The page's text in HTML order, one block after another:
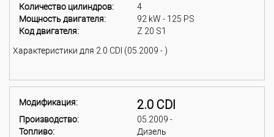
Количество цилиндров:
4
Мощность двигателя:
92 kW - 125 PS
Код двигателя:
Z 20 S1
Характеристики для 2.0 CDI (05.2009 - )
Модификация: 2.0 CDI
Производство:
05.2009 -
Топливо:
Дизель